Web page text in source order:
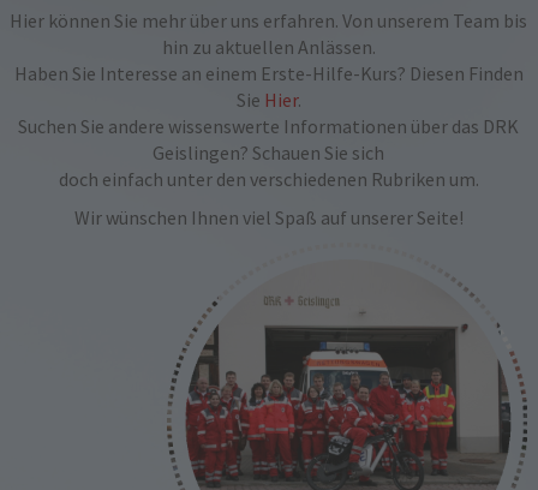
Hier können Sie mehr über uns erfahren. Von unserem Team bis
hin zu aktuellen Anlässen.
Haben Sie Interesse an einem Erste-Hilfe-Kurs? Diesen Finden
Sie Hier.
Suchen Sie andere wissenswerte Informationen über das DRK
Geislingen? Schauen Sie sich
doch einfach unter den verschiedenen Rubriken um.
Wir wünschen Ihnen viel Spaß auf unserer Seite!